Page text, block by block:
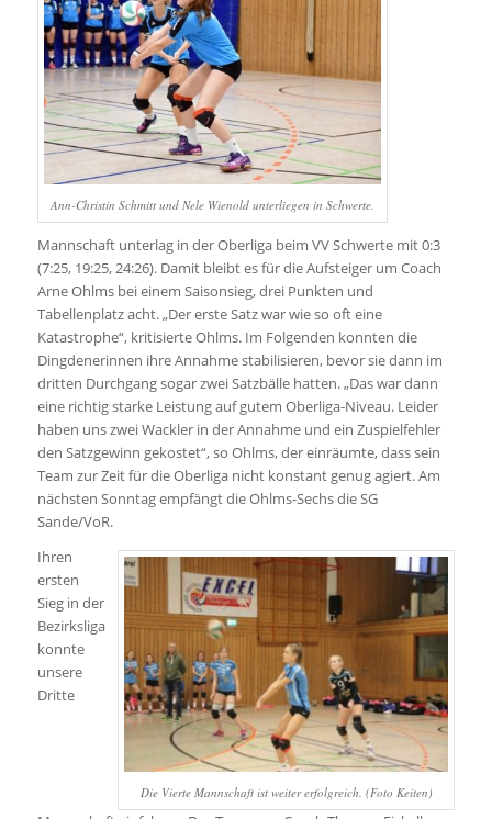
Ann-Christin Schmitt und Nele Wienold unterliegen in Schwerte.
Mannschaft unterlag in der Oberliga beim VV Schwerte mit 0:3
(7:25, 19:25, 24:26). Damit bleibt es für die Aufsteiger um Coach
Arne Ohlms bei einem Saisonsieg, drei Punkten und
Tabellenplatz acht. „Der erste Satz war wie so oft eine
Katastrophe“, kritisierte Ohlms. Im Folgenden konnten die
Dingdenerinnen ihre Annahme stabilisieren, bevor sie dann im
dritten Durchgang sogar zwei Satzbälle hatten. „Das war dann
eine richtig starke Leistung auf gutem Oberliga-Niveau. Leider
haben uns zwei Wackler in der Annahme und ein Zuspielfehler
den Satzgewinn gekostet“, so Ohlms, der einräumte, dass sein
Team zur Zeit für die Oberliga nicht konstant genug agiert. Am
nächsten Sonntag empfängt die Ohlms-Sechs die SG
Sande/VoR.
Die Vierte Mannschaft ist weiter erfolgreich. (Foto Keiten)
Ihren
ersten
Sieg in der
Bezirksliga
konnte
unsere
Dritte